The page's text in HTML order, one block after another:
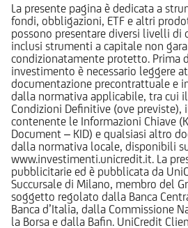
La presente pagina è dedicata a
fondi, obbligazioni, ETF e altri
possono presentare diversi livelli di
inclusi strumenti a capitale non
condizionatamente protetto. Prima
investimento è necessario leggere
documentazione precontrattuale e
dalla normativa applicabile, tra cui
Condizioni Definitive (ove previste),
contenente le Informazioni Chiave
Document – KID) e qualsiasi altro
dalla normativa locale, disponibili
www.investimenti.unicredit.it. La
pubblicitarie ed è pubblicata da
Succursale di Milano, membro del
soggetto regolato dalla Banca
Banca d’Italia, dalla Commissione
la Borsa e dalla Bafin. UniCredit